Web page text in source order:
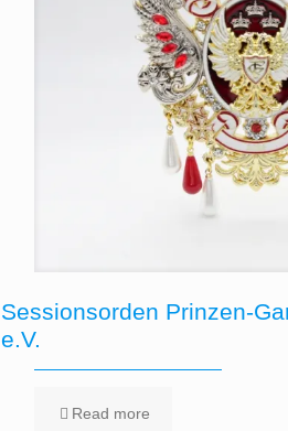
Sessionsorden Prinzen-
e.V.
Read more